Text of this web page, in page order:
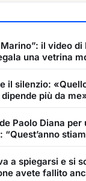
il video
una vetrina
il silenzio:
più da
Paolo Diana per
a spiegarsi e si
avete fallito